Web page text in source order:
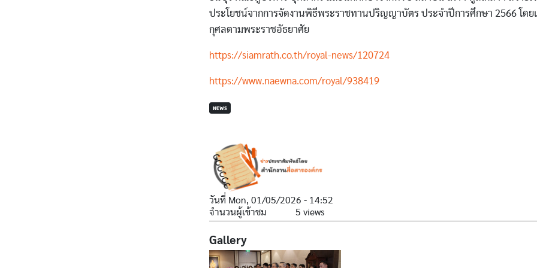
ประโยชน์จากการจัดงานพิธีพระราชทานปริญญาบัตร ประจำปีการศึกษา 2566 โดย
กุศลตามพระราชอัธยาศัย
https://siamrath.co.th/royal-news/120724
https://www.naewna.com/royal/938419
NEWS
วันที่ Mon, 01/05/2026 - 14:52
จำนวนผู้เข้าชม
5 views
Gallery